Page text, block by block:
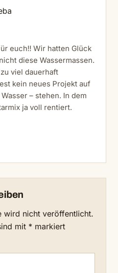
euch!! Wir hatten Glück
diese Wassermassen.
viel dauerhaft
kein neues Projekt auf
– stehen. In dem
ja voll rentiert.
wird nicht veröffentlicht.
mit * markiert